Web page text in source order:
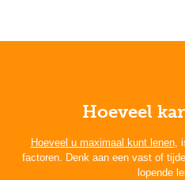
Hoeveel
Hoeveel u maximaal kunt lenen,
factoren. Denk aan een vast of
lopende